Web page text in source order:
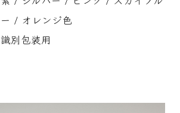
ー / オレンジ色
識別包装用